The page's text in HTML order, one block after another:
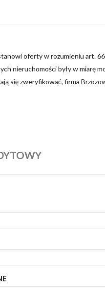
oferty w rozumieniu art.
nieruchomości były w miarę
się zweryfikować, firma